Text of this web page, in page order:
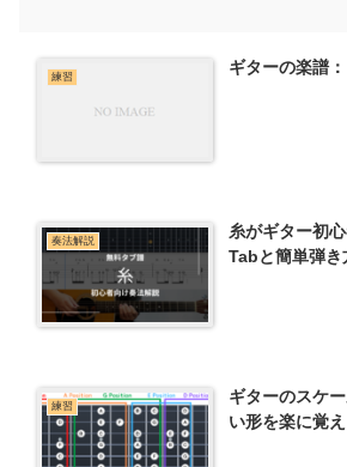
練習 ギターの楽譜
奏法解説
糸がギター初
Tabと簡単弾き
練習
ギターのスケ
い形を楽に覚